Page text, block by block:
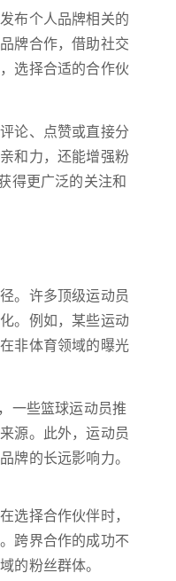
布个人品牌相关的
牌合作，借助社交
选择合适的合作伙
论、点赞或直接分
和力，还能增强粉
得更广泛的关注和
。许多顶级运动员
。例如，某些运动
非体育领域的曝光
一些篮球运动员推
源。此外，运动员
牌的长远影响力。
选择合作伙伴时，
跨界合作的成功不
的粉丝群体。